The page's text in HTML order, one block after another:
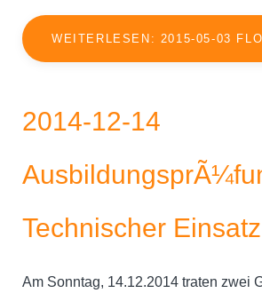
WEITERLESEN: 2015-05-03
2014-12-14
Technischer Einsatz
Am Sonntag, 14.12.2014 traten zwei